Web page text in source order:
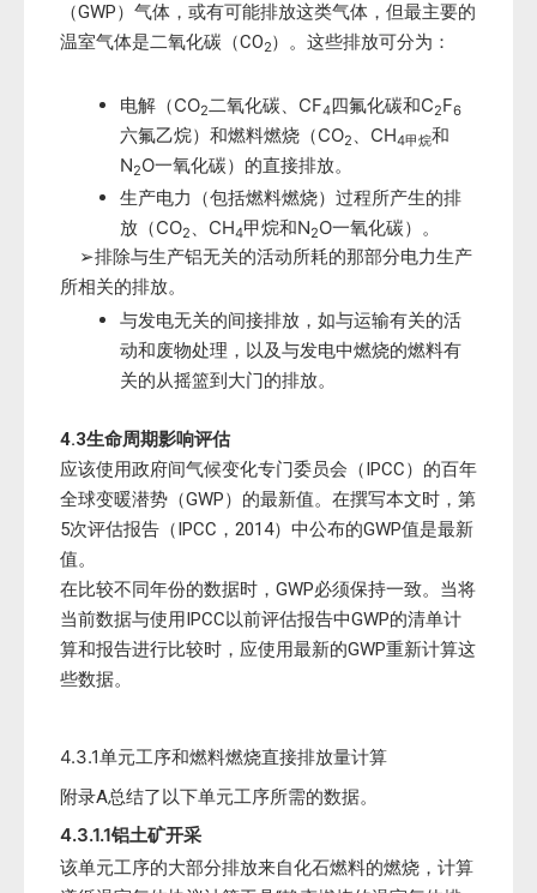
（GWP）气体，或有可能排放这类气体，但最主要的
温室气体是二氧化碳（CO2）。这些排放可分为：
电解（CO2二氧化碳、CF4四氟化碳和C2F6
六氟乙烷）和燃料燃烧（CO2 、CH4甲烷和
N2O一氧化碳）的直接排放。
生产电力（包括燃料燃烧）过程所产生的排
放（CO2 、CH4甲烷和N2O一氧化碳）。
➢排除与生产铝无关的活动所耗的那部分电力生产
所相关的排放。
与发电无关的间接排放，如与运输有关的活
动和废物处理，以及与发电中燃烧的燃料有
关的从摇篮到大门的排放。
4.3生命周期影响评估
应该使用政府间气候变化专门委员会（IPCC）的百年
全球变暖潜势（GWP）的最新值。在撰写本文时，第
5次评估报告（IPCC，2014）中公布的GWP值是最新
值。
在比较不同年份的数据时，GWP必须保持一致。当将
当前数据与使用IPCC以前评估报告中GWP的清单计
算和报告进行比较时，应使用最新的GWP重新计算这
些数据。
4.3.1单元工序和燃料燃烧直接排放量计算
附录A总结了以下单元工序所需的数据。
4.3.1.1铝土矿开采
该单元工序的大部分排放来自化石燃料的燃烧，计算